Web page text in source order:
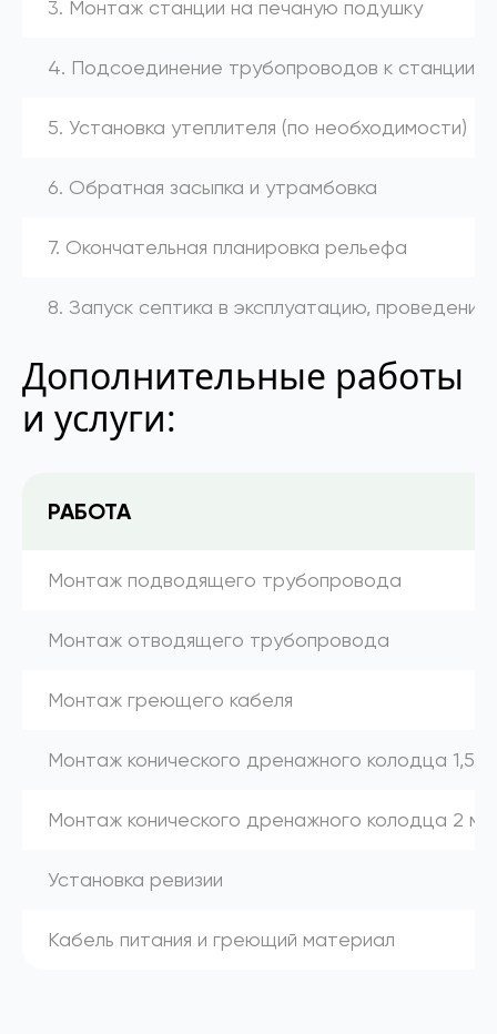
3. Монтаж станции на печаную подушку
4. Подсоединение трубопроводов к станции
5. Установка утеплителя (по необходимости)
6. Обратная засыпка и утрамбовка
7. Окончательная планировка рельефа
8. Запуск септика в эксплуатацию,
Дополнительные работы
и услуги:
РАБОТА
Монтаж подводящего трубопровода
Монтаж отводящего трубопровода
Монтаж греющего кабеля
Монтаж конического дренажного колодца 1,5 м
Монтаж конического дренажного колодца 2 м
Установка ревизии
Кабель питания и греющий материал